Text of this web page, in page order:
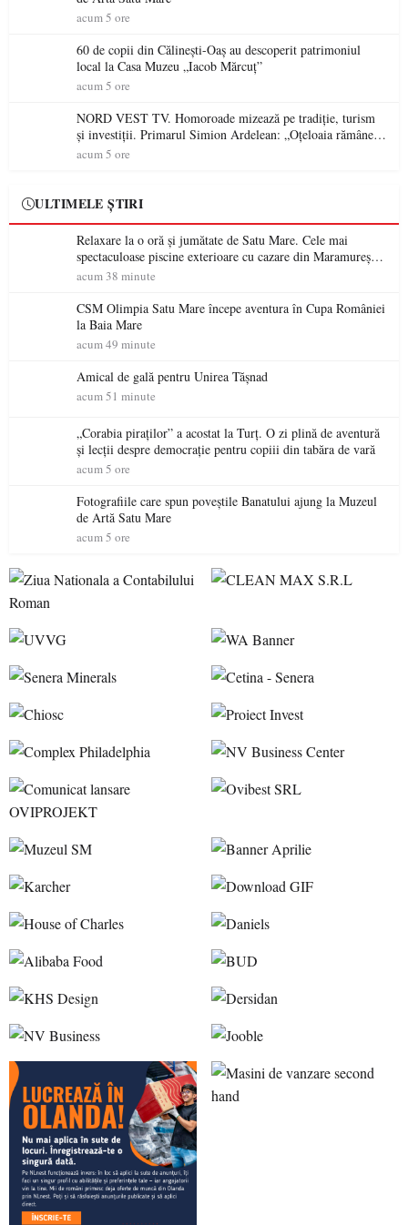
acum 5 ore
60 de copii din Călinești-Oaș au descoperit patrimoniul
local la Casa Muzeu „Iacob Mărcuț”
acum 5 ore
NORD VEST TV. Homoroade mizează pe tradiție, turism
și investiții. Primarul Simion Ardelean: „Oțeloaia rămâne
un brand al Codrului”
acum 5 ore
ULTIMELE ȘTIRI
Relaxare la o oră și jumătate de Satu Mare. Cele mai
spectaculoase piscine exterioare cu cazare din Maramureș,
ideale pentru o escapadă de vară
acum 38 minute
CSM Olimpia Satu Mare începe aventura în Cupa României
la Baia Mare
acum 49 minute
Amical de gală pentru Unirea Tășnad
acum 51 minute
„Corabia piraților” a acostat la Turț. O zi plină de aventură
și lecții despre democrație pentru copiii din tabăra de vară
acum 5 ore
Fotografiile care spun poveștile Banatului ajung la Muzeul
de Artă Satu Mare
acum 5 ore